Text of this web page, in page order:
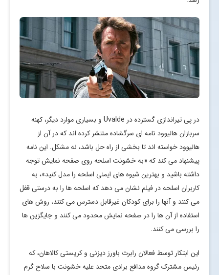
در پی تیراندازی گسترده در Uvalde و بسیاری موارد دیگر، کهنه
سربازان هالیوود نامه ای سرگشاده منتشر کرده اند که در آن از
هالیوود خواسته اند تا بخشی از راه حل باشد، نه مشکل. این نامه
پیشنهاد می کند که «به خشونت اسلحه روی صفحه نمایش توجه
داشته باشید و بهترین شیوه های ایمنی اسلحه را مدل کنید»، به
کاربران اسلحه در فیلم نشان می دهد که اسلحه ها را به درستی قفل
می کنند و آنها را برای کودکان غیرقابل دسترس می کنند، روش های
استفاده از آن ها را در صفحه نمایش محدود می کنند و جایگزین ها
را بررسی می کنند.
این ابتکار توسط فعالان رابرت باورز دیزنی و کریستی کالاهان، که
رئیس مشترک گروه مدافع برادی متحد علیه خشونت با سلاح گرم